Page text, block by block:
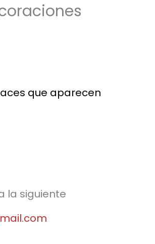
que aparecen
la siguiente